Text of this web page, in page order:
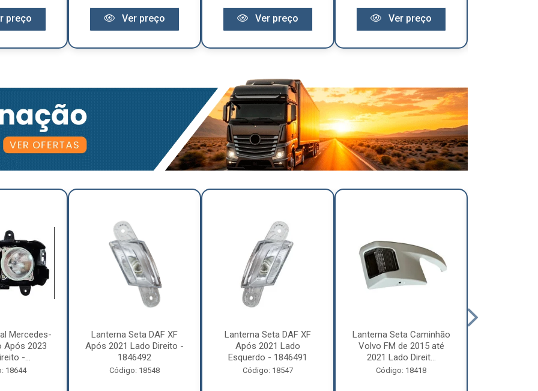
preço Ver preço Ver preço Ver preço
Mercedes-
Após 2023
-...
18644
Lanterna Seta DAF XF
Após 2021 Lado Direito -
1846492
Código: 18548
Lanterna Seta DAF XF
Após 2021 Lado
Esquerdo - 1846491
Código: 18547
Lanterna Seta Caminhão
Volvo FM de 2015 até
2021 Lado Direit...
Código: 18418